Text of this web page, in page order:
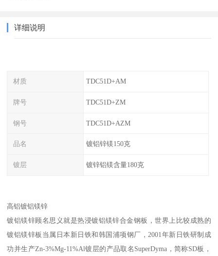
详细说明
材质 TDC51D+AM
牌号 TDC51D+ZM
钢号 TDC51D+AZM
品名 镀铝锌镁150克
镀层 镀锌铝镁含量180克
高铝镀铝镁锌
镀铝镁锌顾名思义就是热浸镀铝镁锌合金钢板，世界上比较成熟的
镀铝镁锌板当属日本新日铁和韩国浦项钢厂，2001年新日铁研制成
功并生产Zn-3%Mg-11%Al镀层的产品取名SuperDyma，简称SD板，